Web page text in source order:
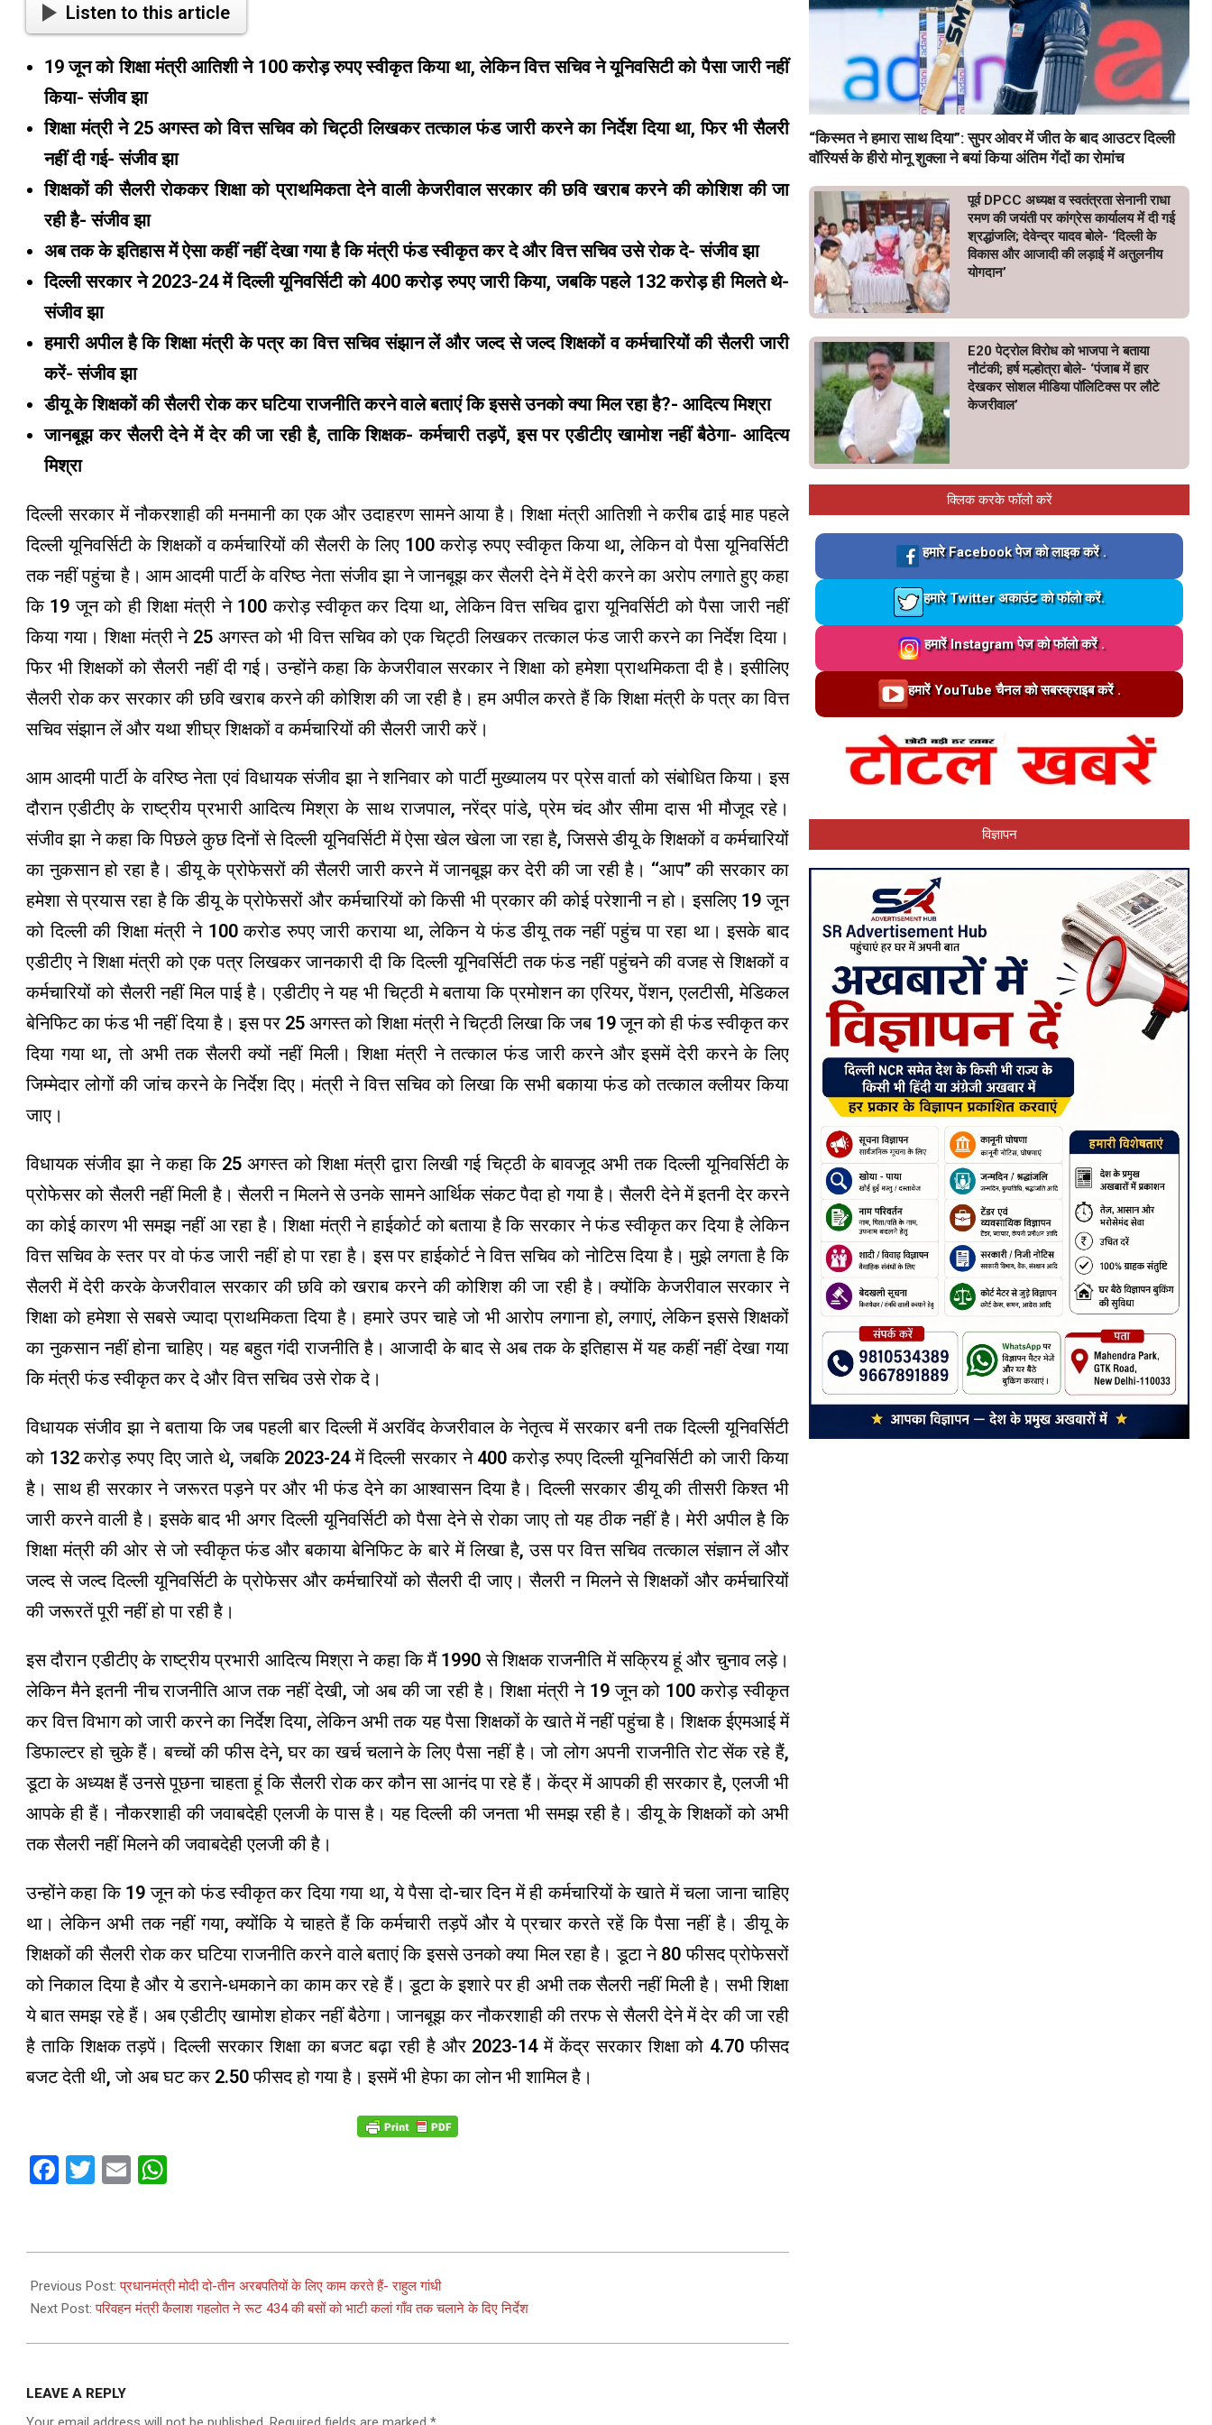
Listen to this article
19 जून को शिक्षा मंत्री आतिशी ने 100 करोड़ रुपए स्वीकृत किया था, लेकिन वित्त सचिव ने यूनिवसिटी को पैसा जारी नहीं
किया- संजीव झा
शिक्षा मंत्री ने 25 अगस्त को वित्त सचिव को चिट्ठी लिखकर तत्काल फंड जारी करने का निर्देश दिया था, फिर भी सैलरी
नहीं दी गई- संजीव झा
शिक्षकों की सैलरी रोककर शिक्षा को प्राथमिकता देने वाली केजरीवाल सरकार की छवि खराब करने की कोशिश की जा
रही है- संजीव झा
अब तक के इतिहास में ऐसा कहीं नहीं देखा गया है कि मंत्री फंड स्वीकृत कर दे और वित्त सचिव उसे रोक दे- संजीव झा
दिल्ली सरकार ने 2023-24 में दिल्ली यूनिवर्सिटी को 400 करोड़ रुपए जारी किया, जबकि पहले 132 करोड़ ही मिलते थे-
संजीव झा
हमारी अपील है कि शिक्षा मंत्री के पत्र का वित्त सचिव संझान लें और जल्द से जल्द शिक्षकों व कर्मचारियों की सैलरी जारी
करें- संजीव झा
डीयू के शिक्षकों की सैलरी रोक कर घटिया राजनीति करने वाले बताएं कि इससे उनको क्या मिल रहा है?- आदित्य मिश्रा
जानबूझ कर सैलरी देने में देर की जा रही है, ताकि शिक्षक- कर्मचारी तड़पें, इस पर एडीटीए खामोश नहीं बैठेगा- आदित्य
मिश्रा
दिल्ली सरकार में नौकरशाही की मनमानी का एक और उदाहरण सामने आया है। शिक्षा मंत्री आतिशी ने करीब ढाई माह पहले
दिल्ली यूनिवर्सिटी के शिक्षकों व कर्मचारियों की सैलरी के लिए 100 करोड़ रुपए स्वीकृत किया था, लेकिन वो पैसा यूनिवर्सिटी
तक नहीं पहुंचा है। आम आदमी पार्टी के वरिष्ठ नेता संजीव झा ने जानबूझ कर सैलरी देने में देरी करने का अरोप लगाते हुए कहा
कि 19 जून को ही शिक्षा मंत्री ने 100 करोड़ स्वीकृत कर दिया था, लेकिन वित्त सचिव द्वारा यूनिवर्सिटी को पैसा जारी नहीं
किया गया। शिक्षा मंत्री ने 25 अगस्त को भी वित्त सचिव को एक चिट्ठी लिखकर तत्काल फंड जारी करने का निर्देश दिया।
फिर भी शिक्षकों को सैलरी नहीं दी गई। उन्होंने कहा कि केजरीवाल सरकार ने शिक्षा को हमेशा प्राथमिकता दी है। इसीलिए
सैलरी रोक कर सरकार की छवि खराब करने की कोशिश की जा रही है। हम अपील करते हैं कि शिक्षा मंत्री के पत्र का वित्त
सचिव संझान लें और यथा शीघ्र शिक्षकों व कर्मचारियों की सैलरी जारी करें।
आम आदमी पार्टी के वरिष्ठ नेता एवं विधायक संजीव झा ने शनिवार को पार्टी मुख्यालय पर प्रेस वार्ता को संबोधित किया। इस
दौरान एडीटीए के राष्ट्रीय प्रभारी आदित्य मिश्रा के साथ राजपाल, नरेंद्र पांडे, प्रेम चंद और सीमा दास भी मौजूद रहे।
संजीव झा ने कहा कि पिछले कुछ दिनों से दिल्ली यूनिवर्सिटी में ऐसा खेल खेला जा रहा है, जिससे डीयू के शिक्षकों व कर्मचारियों
का नुकसान हो रहा है। डीयू के प्रोफेसरों की सैलरी जारी करने में जानबूझ कर देरी की जा रही है। ‘‘आप’’ की सरकार का
हमेशा से प्रयास रहा है कि डीयू के प्रोफेसरों और कर्मचारियों को किसी भी प्रकार की कोई परेशानी न हो। इसलिए 19 जून
को दिल्ली की शिक्षा मंत्री ने 100 करोड रुपए जारी कराया था, लेकिन ये फंड डीयू तक नहीं पहुंच पा रहा था। इसके बाद
एडीटीए ने शिक्षा मंत्री को एक पत्र लिखकर जानकारी दी कि दिल्ली यूनिवर्सिटी तक फंड नहीं पहुंचने की वजह से शिक्षकों व
कर्मचारियों को सैलरी नहीं मिल पाई है। एडीटीए ने यह भी चिट्ठी मे बताया कि प्रमोशन का एरियर, पेंशन, एलटीसी, मेडिकल
बेनिफिट का फंड भी नहीं दिया है। इस पर 25 अगस्त को शिक्षा मंत्री ने चिट्ठी लिखा कि जब 19 जून को ही फंड स्वीकृत कर
दिया गया था, तो अभी तक सैलरी क्यों नहीं मिली। शिक्षा मंत्री ने तत्काल फंड जारी करने और इसमें देरी करने के लिए
जिम्मेदार लोगों की जांच करने के निर्देश दिए। मंत्री ने वित्त सचिव को लिखा कि सभी बकाया फंड को तत्काल क्लीयर किया
जाए।
विधायक संजीव झा ने कहा कि 25 अगस्त को शिक्षा मंत्री द्वारा लिखी गई चिट्ठी के बावजूद अभी तक दिल्ली यूनिवर्सिटी के
प्रोफेसर को सैलरी नहीं मिली है। सैलरी न मिलने से उनके सामने आर्थिक संकट पैदा हो गया है। सैलरी देने में इतनी देर करने
का कोई कारण भी समझ नहीं आ रहा है। शिक्षा मंत्री ने हाईकोर्ट को बताया है कि सरकार ने फंड स्वीकृत कर दिया है लेकिन
वित्त सचिव के स्तर पर वो फंड जारी नहीं हो पा रहा है। इस पर हाईकोर्ट ने वित्त सचिव को नोटिस दिया है। मुझे लगता है कि
सैलरी में देरी करके केजरीवाल सरकार की छवि को खराब करने की कोशिश की जा रही है। क्योंकि केजरीवाल सरकार ने
शिक्षा को हमेशा से सबसे ज्यादा प्राथमिकता दिया है। हमारे उपर चाहे जो भी आरोप लगाना हो, लगाएं, लेकिन इससे शिक्षकों
का नुकसान नहीं होना चाहिए। यह बहुत गंदी राजनीति है। आजादी के बाद से अब तक के इतिहास में यह कहीं नहीं देखा गया
कि मंत्री फंड स्वीकृत कर दे और वित्त सचिव उसे रोक दे।
विधायक संजीव झा ने बताया कि जब पहली बार दिल्ली में अरविंद केजरीवाल के नेतृत्व में सरकार बनी तक दिल्ली यूनिवर्सिटी
को 132 करोड़ रुपए दिए जाते थे, जबकि 2023-24 में दिल्ली सरकार ने 400 करोड़ रुपए दिल्ली यूनिवर्सिटी को जारी किया
है। साथ ही सरकार ने जरूरत पड़ने पर और भी फंड देने का आश्वासन दिया है। दिल्ली सरकार डीयू की तीसरी किश्त भी
जारी करने वाली है। इसके बाद भी अगर दिल्ली यूनिवर्सिटी को पैसा देने से रोका जाए तो यह ठीक नहीं है। मेरी अपील है कि
शिक्षा मंत्री की ओर से जो स्वीकृत फंड और बकाया बेनिफिट के बारे में लिखा है, उस पर वित्त सचिव तत्काल संज्ञान लें और
जल्द से जल्द दिल्ली यूनिवर्सिटी के प्रोफेसर और कर्मचारियों को सैलरी दी जाए। सैलरी न मिलने से शिक्षकों और कर्मचारियों
की जरूरतें पूरी नहीं हो पा रही है।
इस दौरान एडीटीए के राष्ट्रीय प्रभारी आदित्य मिश्रा ने कहा कि मैं 1990 से शिक्षक राजनीति में सक्रिय हूं और चुनाव लड़े।
लेकिन मैने इतनी नीच राजनीति आज तक नहीं देखी, जो अब की जा रही है। शिक्षा मंत्री ने 19 जून को 100 करोड़ स्वीकृत
कर वित्त विभाग को जारी करने का निर्देश दिया, लेकिन अभी तक यह पैसा शिक्षकों के खाते में नहीं पहुंचा है। शिक्षक ईएमआई में
डिफाल्टर हो चुके हैं। बच्चों की फीस देने, घर का खर्च चलाने के लिए पैसा नहीं है। जो लोग अपनी राजनीति रोट सेंक रहे हैं,
डूटा के अध्यक्ष हैं उनसे पूछना चाहता हूं कि सैलरी रोक कर कौन सा आनंद पा रहे हैं। केंद्र में आपकी ही सरकार है, एलजी भी
आपके ही हैं। नौकरशाही की जवाबदेही एलजी के पास है। यह दिल्ली की जनता भी समझ रही है। डीयू के शिक्षकों को अभी
तक सैलरी नहीं मिलने की जवाबदेही एलजी की है।
उन्होंने कहा कि 19 जून को फंड स्वीकृत कर दिया गया था, ये पैसा दो-चार दिन में ही कर्मचारियों के खाते में चला जाना चाहिए
था। लेकिन अभी तक नहीं गया, क्योंकि ये चाहते हैं कि कर्मचारी तड़पें और ये प्रचार करते रहें कि पैसा नहीं है। डीयू के
शिक्षकों की सैलरी रोक कर घटिया राजनीति करने वाले बताएं कि इससे उनको क्या मिल रहा है। डूटा ने 80 फीसद प्रोफेसरों
को निकाल दिया है और ये डराने-धमकाने का काम कर रहे हैं। डूटा के इशारे पर ही अभी तक सैलरी नहीं मिली है। सभी शिक्षा
ये बात समझ रहे हैं। अब एडीटीए खामोश होकर नहीं बैठेगा। जानबूझ कर नौकरशाही की तरफ से सैलरी देने में देर की जा रही
है ताकि शिक्षक तड़पें। दिल्ली सरकार शिक्षा का बजट बढ़ा रही है और 2023-14 में केंद्र सरकार शिक्षा को 4.70 फीसद
बजट देती थी, जो अब घट कर 2.50 फीसद हो गया है। इसमें भी हेफा का लोन भी शामिल है।
Facebook
Twitter
Email
09-
02
Previous Post:प्रधानमंत्री मोदी दो-तीन अरबपतियों के लिए काम करते हैं- राहुल गांधी
Next Post:परिवहन मंत्री कैलाश गहलोत ने रूट 434 की बसों को भाटी कलां गाँव तक चलाने के दिए निर्देश
LEAVE A REPLY
“किस्मत ने हमारा साथ दिया”: सुपर ओवर में जीत के बाद आउटर दिल्ली
वॉरियर्स के हीरो मोनू शुक्ला ने बयां किया अंतिम गेंदों का रोमांच
पूर्व DPCC अध्यक्ष व स्वतंत्रता सेनानी राधा
रमण की जयंती पर कांग्रेस कार्यालय में दी गई
श्रद्धांजलि; देवेन्द्र यादव बोले- ‘दिल्ली के
विकास और आजादी की लड़ाई में अतुलनीय
योगदान’
E20 पेट्रोल विरोध को भाजपा ने बताया
नौटंकी; हर्ष मल्होत्रा बोले- ‘पंजाब में हार
देखकर सोशल मीडिया पॉलिटिक्स पर लौटे
केजरीवाल’
क्लिक करके फॉलो करें
Loading…
हमारे Facebook पेज को लाइक करें .
Loading…
हमारे Twitter अकाउंट को फॉलो करें.
Loading…
हमारें Instagram पेज को फॉलो करें .
Loading…हमारें YouTube चैनल को सबस्क्राइब करें .
विज्ञापन